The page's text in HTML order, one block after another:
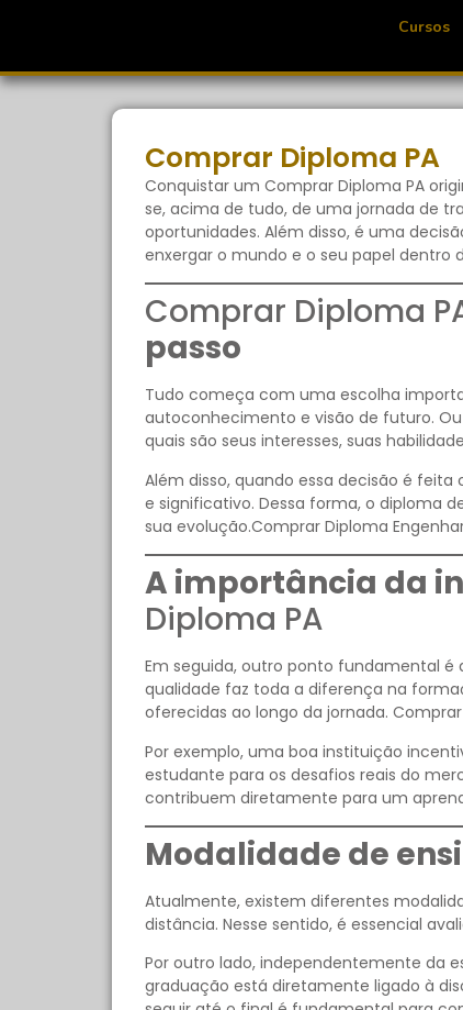
Cursos
Comprar Diploma PA
Conquistar um Comprar Diploma PA
se, acima de tudo, de uma jornada de
oportunidades. Além disso, é uma
enxergar o mundo e o seu papel dentro
Comprar Diploma
passo
Tudo começa com uma escolha
autoconhecimento e visão de futuro.
quais são seus interesses, suas
Além disso, quando essa decisão é
e significativo. Dessa forma, o diploma
sua evolução.Comprar Diploma
A importância da
Diploma PA
Em seguida, outro ponto fundamental
qualidade faz toda a diferença na
oferecidas ao longo da jornada.
Por exemplo, uma boa instituição
estudante para os desafios reais do
contribuem diretamente para um
Modalidade de
Atualmente, existem diferentes
distância. Nesse sentido, é essencial
Por outro lado, independentemente da
graduação está diretamente ligado à